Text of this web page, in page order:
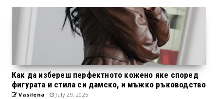
Как да избереш перфектното кожено яке според
фигурата и стила си дамско, и мъжко ръководство
Vasilena July 29, 2025